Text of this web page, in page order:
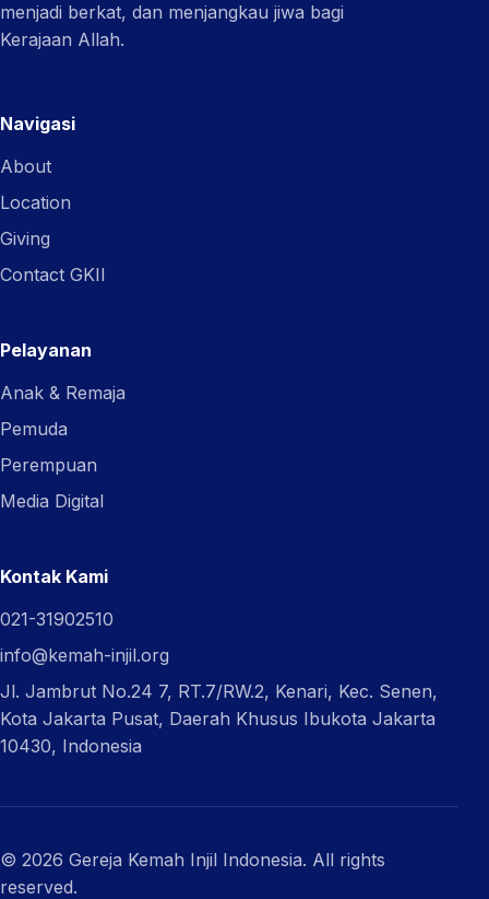
menjadi berkat, dan menjangkau jiwa bagi
Kerajaan Allah.
Navigasi
About
Location
Giving
Contact GKII
Pelayanan
Anak & Remaja
Pemuda
Perempuan
Media Digital
Kontak Kami
021-31902510
info@kemah-injil.org
Jl. Jambrut No.24 7, RT.7/RW.2, Kenari, Kec. Senen,
Kota Jakarta Pusat, Daerah Khusus Ibukota Jakarta
10430, Indonesia
© 2026 Gereja Kemah Injil Indonesia. All rights
reserved.